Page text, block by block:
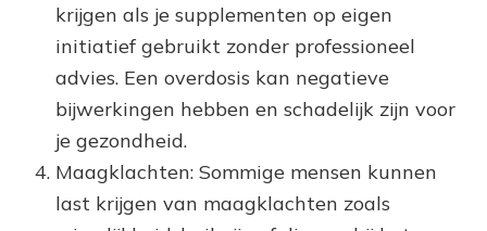
krijgen als je supplementen op eigen
initiatief gebruikt zonder professioneel
advies. Een overdosis kan negatieve
bijwerkingen hebben en schadelijk zijn voor
je gezondheid.
Maagklachten: Sommige mensen kunnen
last krijgen van maagklachten zoals